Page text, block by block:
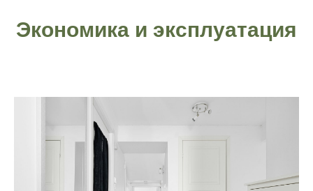
Экономика и эксплуатация